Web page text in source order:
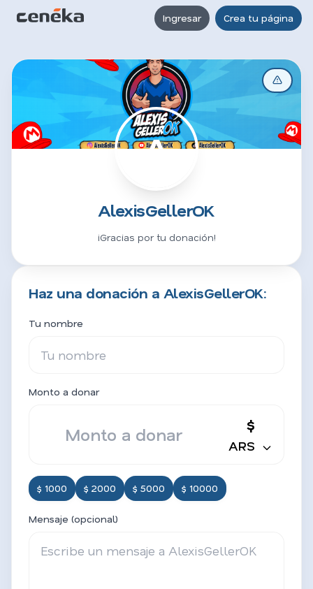
Ingresar Crea tu página
A
AlexisGellerOK
¡Gracias por tu donación!
Haz una donación a AlexisGellerOK:
Tu nombre
Monto a donar
$
ARS
$ 1000 $ 2000 $ 5000 $ 10000
Mensaje (opcional)